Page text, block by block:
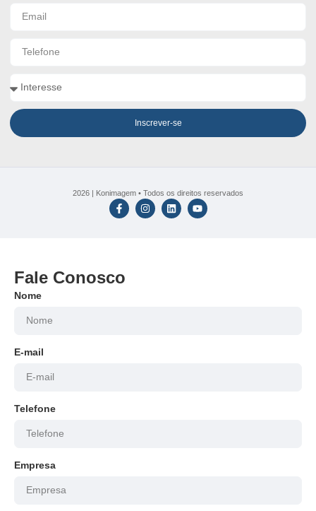
Inscrever-se
2026 | Konimagem • Todos os direitos reservados
Fale Conosco
Nome
E-mail
Telefone
Empresa